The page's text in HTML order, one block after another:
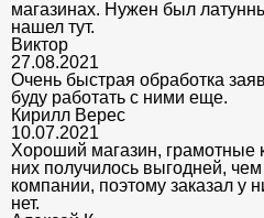
магазинах. Нужен был
нашел тут.
Виктор
27.08.2021
Очень быстрая обработка
буду работать с ними еще.
Кирилл Верес
10.07.2021
Хороший магазин, грамотные
них получилось выгодней, чем
компании, поэтому заказал у
нет.